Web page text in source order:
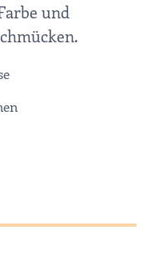
und